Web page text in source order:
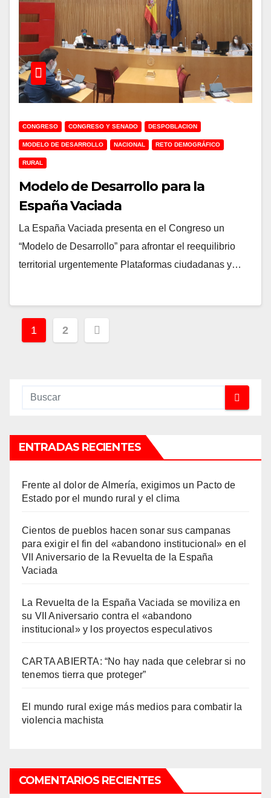
CONGRESO CONGRESO Y SENADO DESPOBLACION
MODELO DE DESARROLLO NACIONAL RETO DEMOGRÁFICO
RURAL
Modelo de Desarrollo para la
España Vaciada
La España Vaciada presenta en el Congreso un
“Modelo de Desarrollo” para afrontar el reequilibrio
territorial urgentemente Plataformas ciudadanas y…
Paginación
1 2
ENTRADAS RECIENTES
Frente al dolor de Almería, exigimos un Pacto de
Estado por el mundo rural y el clima
Cientos de pueblos hacen sonar sus campanas
para exigir el fin del «abandono institucional» en el
VII Aniversario de la Revuelta de la España
Vaciada
La Revuelta de la España Vaciada se moviliza en
su VII Aniversario contra el «abandono
institucional» y los proyectos especulativos
CARTA ABIERTA: “No hay nada que celebrar si no
tenemos tierra que proteger”
El mundo rural exige más medios para combatir la
violencia machista
COMENTARIOS RECIENTES